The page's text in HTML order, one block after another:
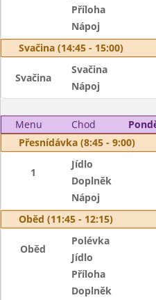
Příloha
Nápoj
Svačina (14:45 - 15:00)
Svačina
Svačina
Nápoj
Menu Chod
Přesnídávka (8:45 - 9:00)
1
Jídlo
Doplněk
Nápoj
Oběd (11:45 - 12:15)
Oběd
Polévka
Jídlo
Příloha
Doplněk